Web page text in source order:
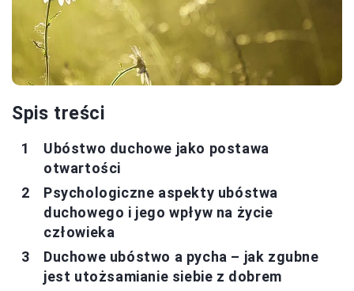
Spis treści
Ubóstwo duchowe jako postawa
otwartości
Psychologiczne aspekty ubóstwa
duchowego i jego wpływ na życie
człowieka
Duchowe ubóstwo a pycha – jak zgubne
jest utożsamianie siebie z dobrem